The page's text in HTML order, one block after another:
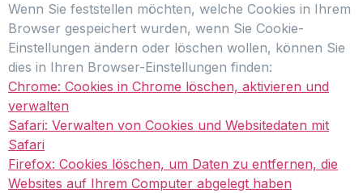
Wenn Sie feststellen möchten, welche Cookies in Ihrem
Browser gespeichert wurden, wenn Sie Cookie-
Einstellungen ändern oder löschen wollen, können Sie
dies in Ihren Browser-Einstellungen finden:
Chrome: Cookies in Chrome löschen, aktivieren und
verwalten
Safari: Verwalten von Cookies und Websitedaten mit
Safari
Firefox: Cookies löschen, um Daten zu entfernen, die
Websites auf Ihrem Computer abgelegt haben